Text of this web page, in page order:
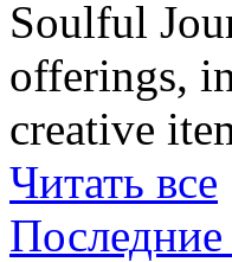
Soulful
offerings,
creative
Читать все